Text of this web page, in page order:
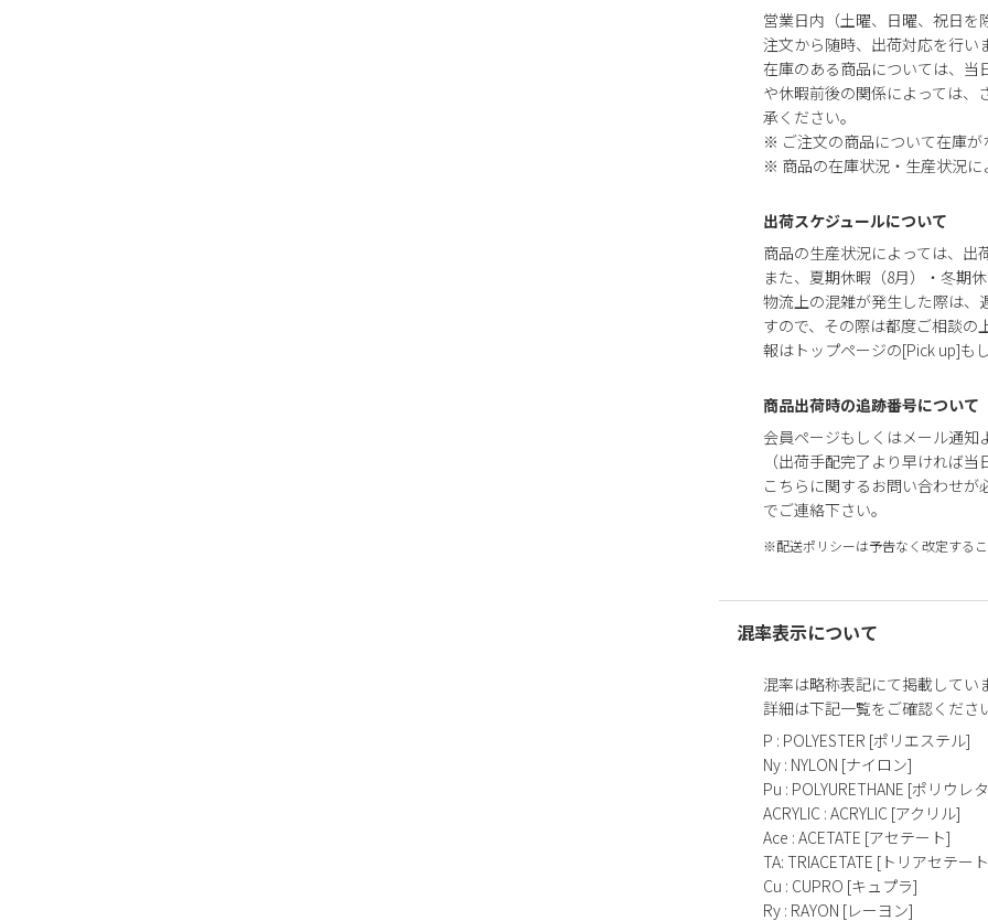
営業日内（土曜、日曜、祝日
注文から随時、出荷対応を行い
在庫のある商品については、当
や休暇前後の関係によっては、
承ください。
※ ご注文の商品について在庫が
※ 商品の在庫状況・生産状況に
出荷スケジュールについて
商品の生産状況によっては、出
また、夏期休暇（8月）・冬期
物流上の混雑が発生した際は、
すので、その際は都度ご相談の
報はトップページの[Pick up]も
商品出荷時の追跡番号について
会員ページもしくはメール通知
（出荷手配完了より早ければ
こちらに関するお問い合わせ
でご連絡下さい。
※配送ポリシーは予告なく改定するこ
混率表示について
混率は略称表記にて掲載してい
詳細は下記一覧をご確認くださ
P : POLYESTER [ポリエステル]
Ny : NYLON [ナイロン]
Pu : POLYURETHANE [ポリウレ
ACRYLIC : ACRYLIC [アクリル]
Ace : ACETATE [アセテート]
TA: TRIACETATE [トリアセテー
Cu : CUPRO [キュプラ]
Ry : RAYON [レーヨン]